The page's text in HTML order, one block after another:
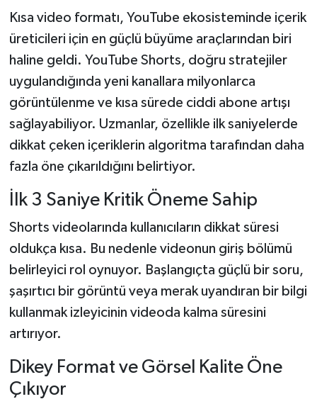
Kısa video formatı, YouTube ekosisteminde içerik
üreticileri için en güçlü büyüme araçlarından biri
haline geldi. YouTube Shorts, doğru stratejiler
uygulandığında yeni kanallara milyonlarca
görüntülenme ve kısa sürede ciddi abone artışı
sağlayabiliyor. Uzmanlar, özellikle ilk saniyelerde
dikkat çeken içeriklerin algoritma tarafından daha
fazla öne çıkarıldığını belirtiyor.
İlk 3 Saniye Kritik Öneme Sahip
Shorts videolarında kullanıcıların dikkat süresi
oldukça kısa. Bu nedenle videonun giriş bölümü
belirleyici rol oynuyor. Başlangıçta güçlü bir soru,
şaşırtıcı bir görüntü veya merak uyandıran bir bilgi
kullanmak izleyicinin videoda kalma süresini
artırıyor.
Dikey Format ve Görsel Kalite Öne
Çıkıyor